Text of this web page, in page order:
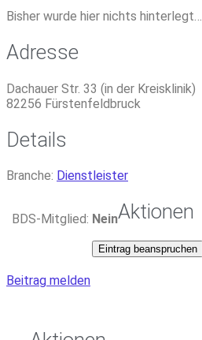
Bisher wurde hier nichts hinterlegt…
Adresse
Dachauer Str. 33 (in der Kreisklinik)
82256 Fürstenfeldbruck
Details
Branche: Dienstleister
BDS-Mitglied: NeinAktionen
Eintrag beanspruchen
Beitrag melden